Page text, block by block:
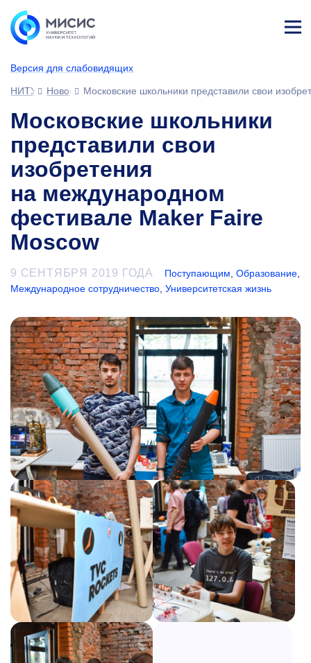
Версия для слабовидящих
ине
НИТУ МИСИС
НовостиМосковские школьники представили свои
Московские школьники
представили свои
изобретения
на международном
фестивале Maker Faire
Moscow
9 СЕНТЯБРЯ 2019 ГОДА Поступающим Образование
Международное сотрудничество Университетская жизнь